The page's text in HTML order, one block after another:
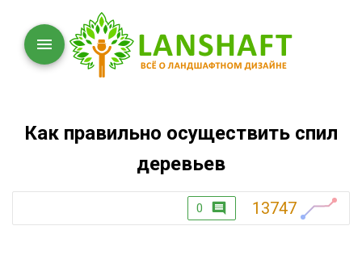
Как правильно осуществить спил
деревьев
0 13747